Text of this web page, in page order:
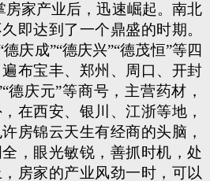
房家产业后，迅速崛起。南北
即达到了一个鼎盛的时期。
庆成”“德庆兴”“德茂恒”等四
布宝丰、郑州、周口、开封
德庆元”等商号，主营药材，
在西安、银川、江浙等地，
房锦云天生有经商的头脑，
，眼光敏锐，善抓时机，处
房家的产业风劲一时，可以